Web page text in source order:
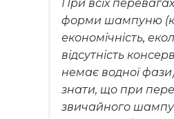
При всіх
форми шампуню
економічність,
відсутність
немає водної
знати, що при
звичайного